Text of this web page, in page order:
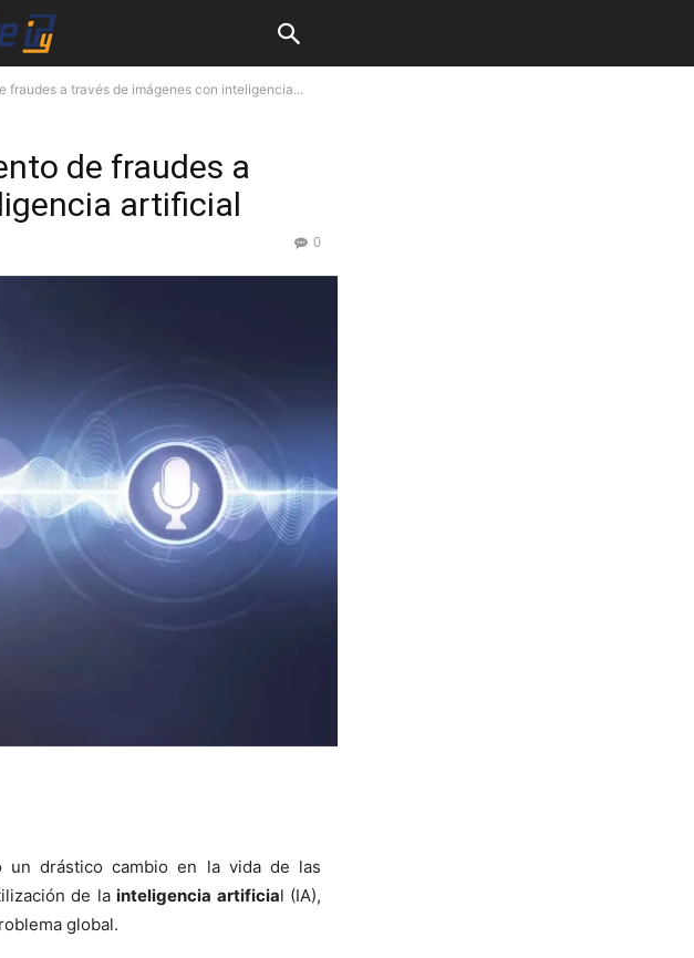
fraudes a través de imágenes con inteligencia...
de fraudes a
artificial
0
un drástico cambio en la vida de las
de la inteligencia artificial (IA),
global.